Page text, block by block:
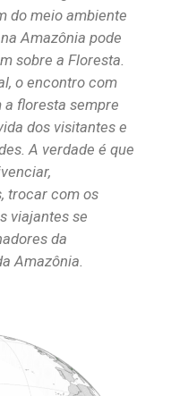
do meio ambiente
Amazônia pode
sobre a Floresta.
o encontro com
floresta sempre
dos visitantes e
A verdade é que
trocar com os
viajantes se
da
Amazônia.